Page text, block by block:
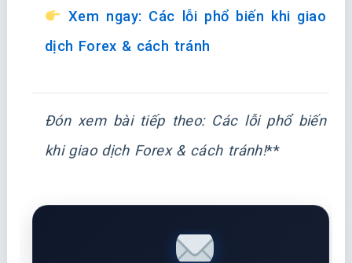
Xem ngay: Các lỗi phổ biến khi giao
dịch Forex & cách tránh
Đón xem bài tiếp theo: Các lỗi phổ biến
khi giao dịch Forex & cách tránh!**